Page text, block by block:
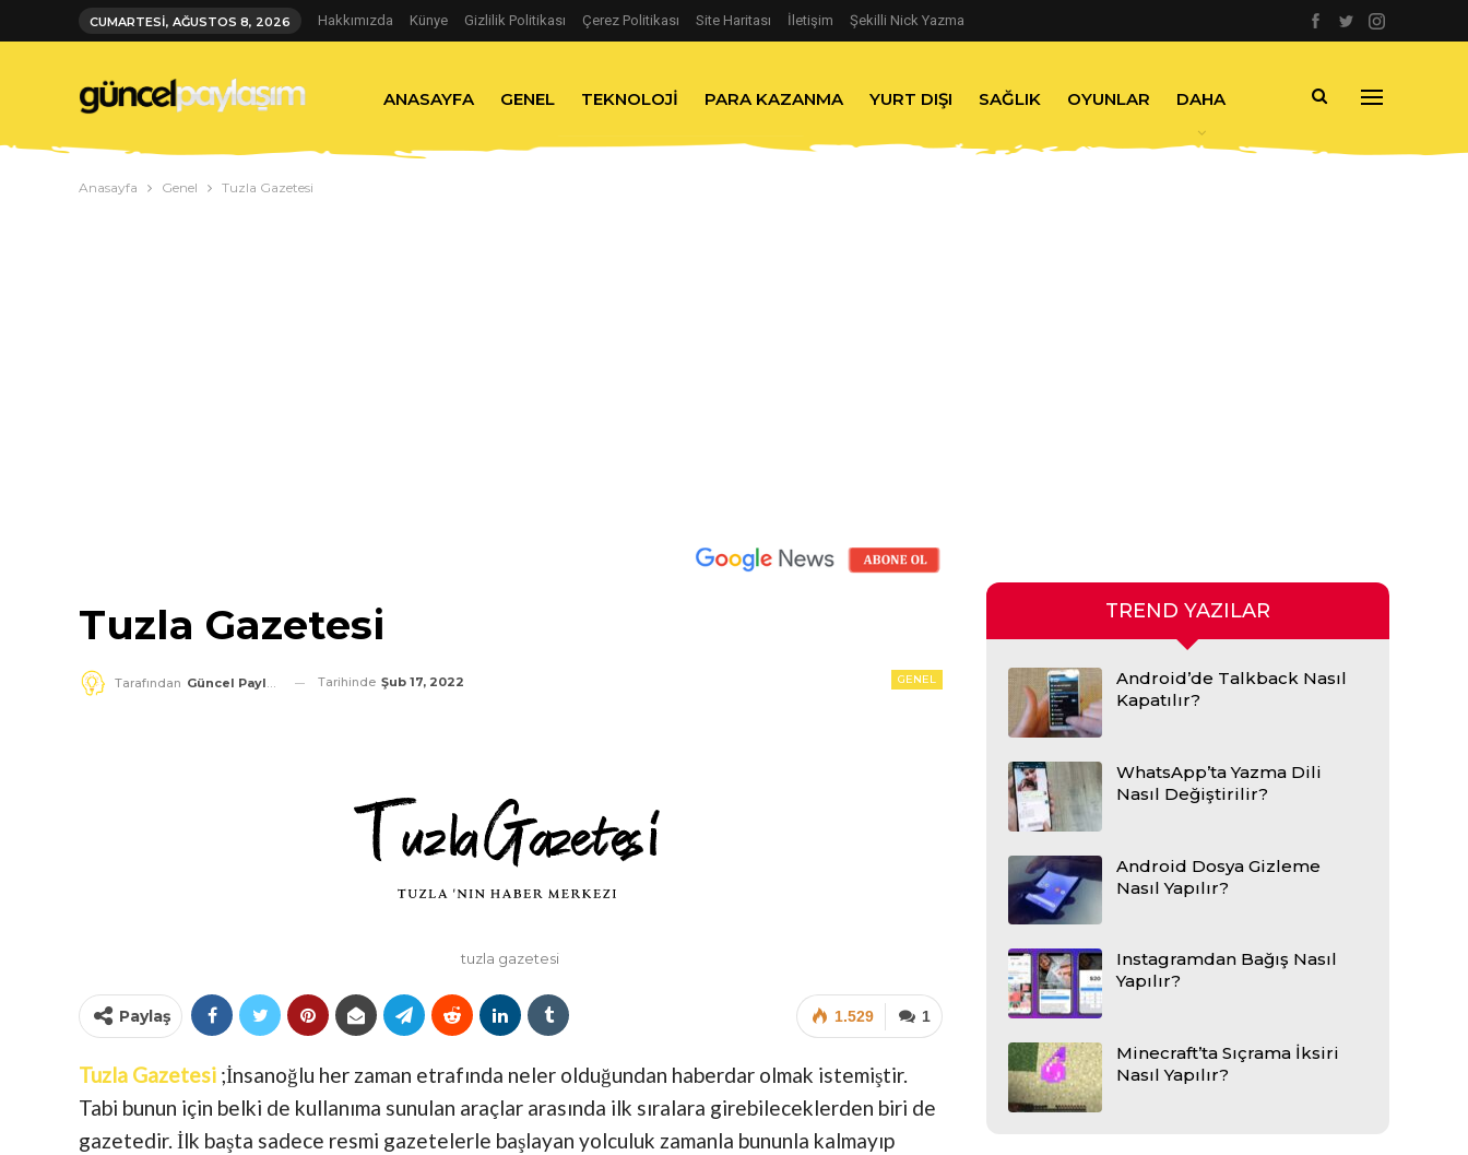
CUMARTESI, AĞUSTOS 8, 2026 Hakkımızda Künye Gizlilik Politikası Çerez Politikası Site Haritası İletişim Şekilli Nick Yazma
ANASAYFA GENEL TEKNOLOJI PARA KAZANMA YURT DIŞI SAĞLIK OYUNLAR DAHA
Anasayfa Genel Tuzla Gazetesi
Tuzla Gazetesi
GENEL
Tarafından Güncel Paylaşım Tarihinde Şub 17, 2022
tuzla gazetesi
1
1.529
Paylaş
Tuzla Gazetesi ;İnsanoğlu her zaman etrafında neler olduğundan haberdar olmak istemiştir.
Tabi bunun için belki de kullanıma sunulan araçlar arasında ilk sıralara girebileceklerden biri de
gazetedir. İlk başta sadece resmi gazetelerle başlayan yolculuk zamanla bununla kalmayıp
TREND YAZILAR
Android’de Talkback Nasıl
Kapatılır?
WhatsApp’ta Yazma Dili
Nasıl Değiştirilir?
Android Dosya Gizleme
Nasıl Yapılır?
Instagramdan Bağış Nasıl
Yapılır?
Minecraft’ta Sıçrama İksiri
Nasıl Yapılır?